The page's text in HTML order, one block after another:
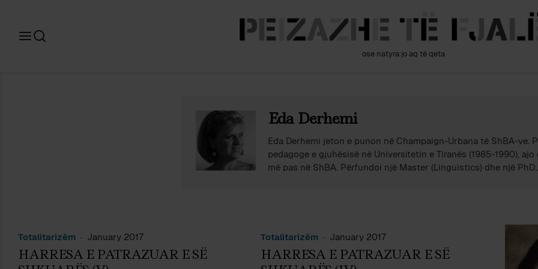
ose natyra jo aq të qeta
Eda Derhemi
Eda Derhemi jeton e punon në Champaign-Urbana të ShBA-ve.
pedagoge e gjuhësisë në Universitetin e Tiranës (1985-1990),
më pas në ShBA. Përfundoi një Master (Linguistics) dhe një PhD
prej Fulbright. Puna e saj shkencore është ndërdisiplinore dhe
me etnicitetin, politikën, ligjin, dhe kulturën. Pakicat gjuhësore
ekzistencës së gjuhëve minoritare në Europë, sidomos gjendja e
Totalitarizëm January 2017
HARRESA E PATRAZUAR E SË
Totalitarizëm January 2017
HARRESA E PATRAZUAR E SË